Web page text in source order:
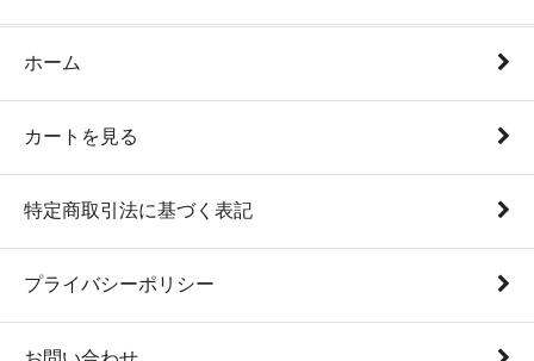
ホーム
カートを見る
特定商取引法に基づく表記
プライバシーポリシー